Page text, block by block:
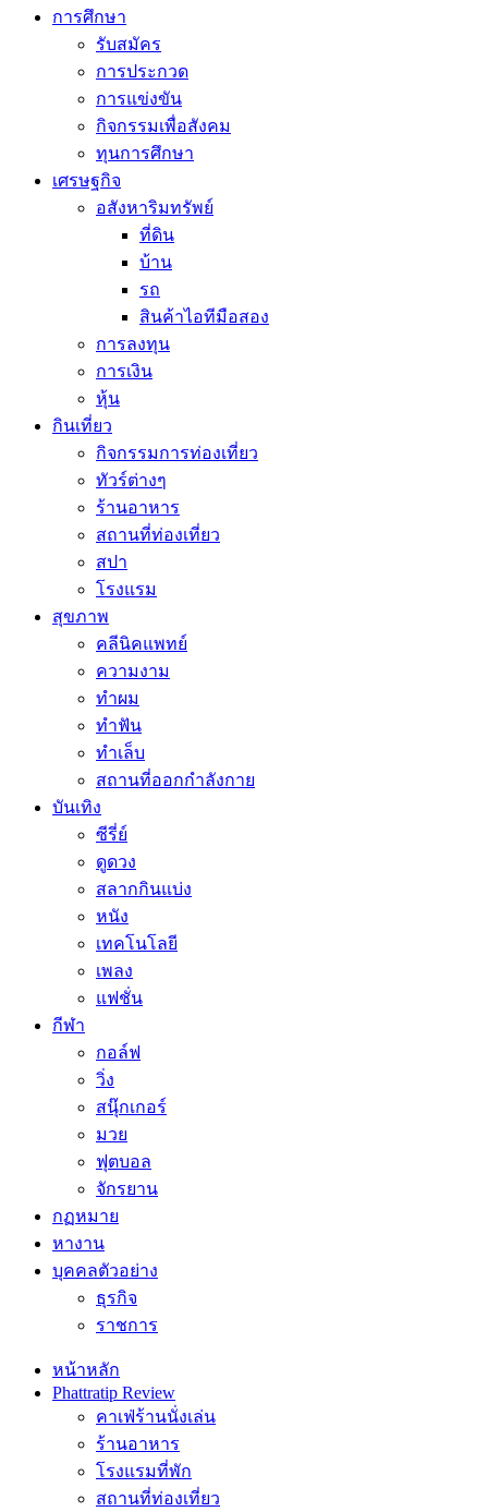
การศึกษา
รับสมัคร
การประกวด
การแข่งขัน
กิจกรรมเพื่อสังคม
ทุนการศึกษา
เศรษฐกิจ
อสังหาริมทรัพย์
ที่ดิน
บ้าน
รถ
สินค้าไอทีมือสอง
การลงทุน
การเงิน
หุ้น
กินเที่ยว
กิจกรรมการท่องเที่ยว
ทัวร์ต่างๆ
ร้านอาหาร
สถานที่ท่องเที่ยว
สปา
โรงแรม
สุขภาพ
คลีนิคแพทย์
ความงาม
ทำผม
ทำฟัน
ทำเล็บ
สถานที่ออกกำลังกาย
บันเทิง
ซีรี่ย์
ดูดวง
สลากกินแบ่ง
หนัง
เทคโนโลยี
เพลง
แฟชั่น
กีฬา
กอล์ฟ
วิ่ง
สนุ๊กเกอร์
มวย
ฟุตบอล
จักรยาน
กฏหมาย
หางาน
บุคคลตัวอย่าง
ธุรกิจ
ราชการ
หน้าหลัก
Phattratip Review
คาเฟ่ร้านนั่งเล่น
ร้านอาหาร
โรงแรมที่พัก
สถานที่ท่องเที่ยว